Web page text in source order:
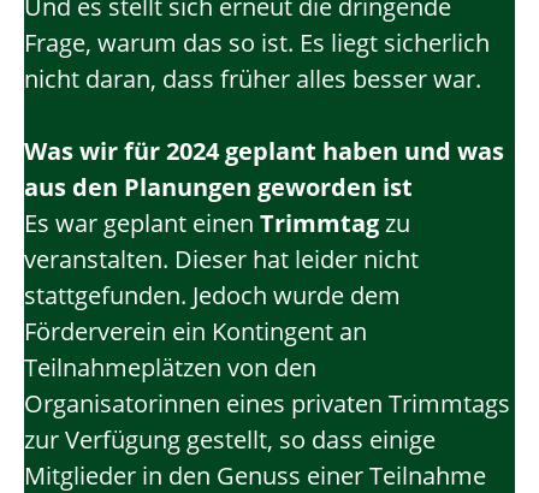
Frage, warum das so ist. Es liegt sicherlich
nicht daran, dass früher alles besser war.
Was wir für 2024 geplant haben und was
aus den Planungen geworden ist
Es war geplant einen Trimmtagzu
veranstalten. Dieser hat leider nicht
stattgefunden. Jedoch wurde dem
Förderverein ein Kontingent an
Teilnahmeplätzen von den
Organisatorinnen eines privaten Trimmtags
zur Verfügung gestellt, so dass einige
Mitglieder in den Genuss einer Teilnahme